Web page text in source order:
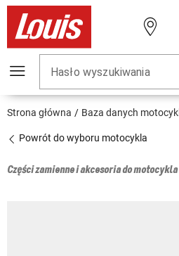
Hasło wyszukiwania
Strona główna Baza danych
Powrót do wyboru motocykla
Części zamienne i akcesoria do motocykla